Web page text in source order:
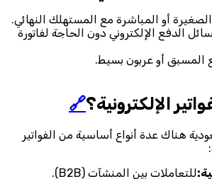
أو المباشرة مع المستهلك النهائي.
الدفع الإلكتروني دون الحاجة لفاتورة
المسبق أو عربون بسيط.
الإلكترونية؟🔗
هناك عدة أنواع أساسية من الفواتير
للتعاملات بين المنشآت (B2B).